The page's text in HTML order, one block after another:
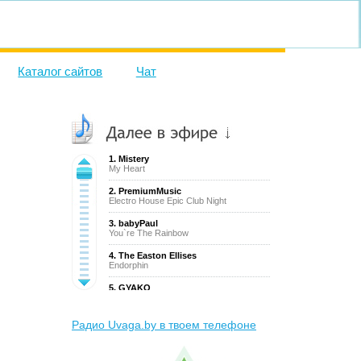
Каталог сайтов Чат
Dawn
1. Mistery
My Heart
2. PremiumMusic
Electro House Epic Club Night
3. babyPaul
You`re The Rainbow
4. The Easton Ellises
Endorphin
5. GYAKO
6. Prysm
Not now
7. The Gray Havens
Радио Uvaga.by в твоем телефоне